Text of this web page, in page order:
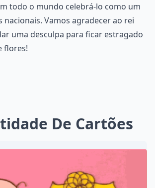
todo o mundo celebrá-lo como um
nacionais. Vamos agradecer ao rei
uma desculpa para ficar estragado
flores!
De Cartões